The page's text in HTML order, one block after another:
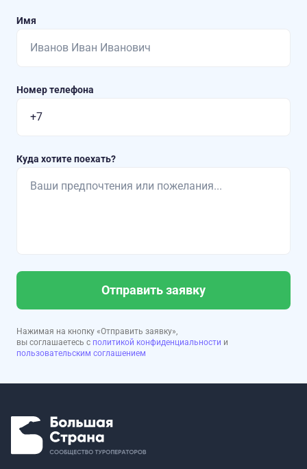
Имя
Номер телефона
Куда хотите поехать?
Отправить заявку
Нажимая на кнопку «Отправить заявку»,
вы соглашаетесь с политикой конфиденциальности и
пользовательским соглашением